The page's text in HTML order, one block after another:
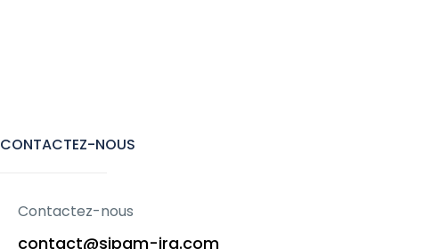
CONTACTEZ-NOUS
Contactez-nous
contact@sipam-ira.com